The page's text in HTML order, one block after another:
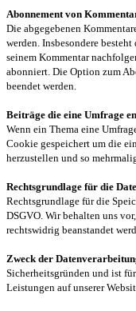
Abonnement von
Die abgegebenen
werden. Insbesondere
seinem Kommentar
abonniert. Die Option zum
beendet werden.
Beiträge die eine Umfrage
Wenn ein Thema eine
Cookie gespeichert um die
herzustellen und so
Rechtsgrundlage für die
Rechtsgrundlage für die
DSGVO. Wir behalten uns
rechtswidrig beanstandet
Zweck der
Sicherheitsgründen und ist
Leistungen auf unserer